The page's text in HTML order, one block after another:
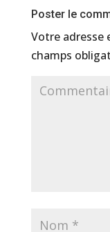
Poster le
Votre adresse
champs